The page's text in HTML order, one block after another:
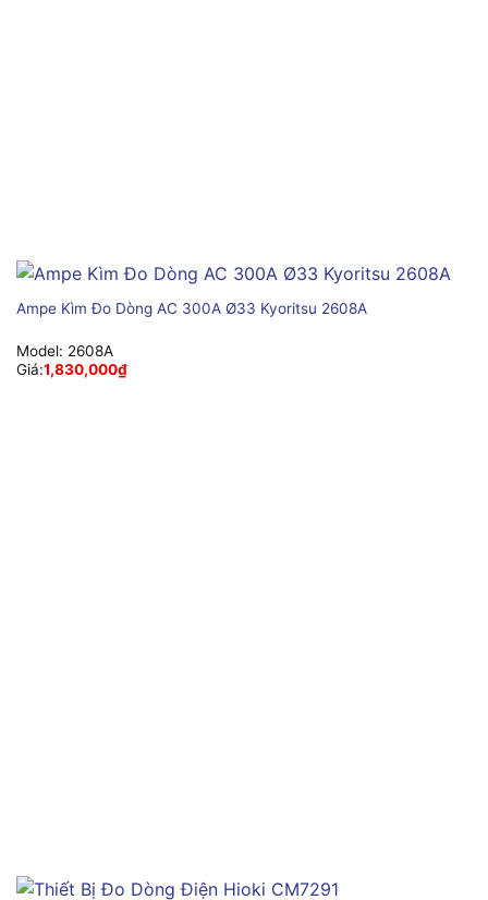
Ampe Kìm Đo Dòng AC 300A Ø33 Kyoritsu 2608A
Model: 2608A
Giá:1,830,000₫